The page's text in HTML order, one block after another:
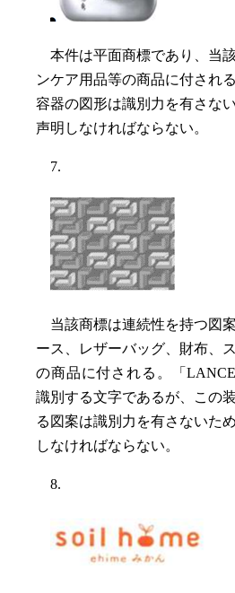
本件は平面商標であり、当
ンケア用品等の商品に付され
容器の図形は識別力を有さな
声明しなければならない。
7.
当該商標は連続性を持つ図
ース、レザーバッグ、財布、
の商品に付される。「
識別する文字であるが、この
る図案は識別力を有さないた
しなければならない。
8.